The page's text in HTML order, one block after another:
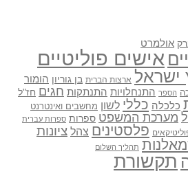
אולמרט
אישים פוליטיים
ישראל ארצות הברית בן גוריון הומור
הספר התנחלויות התנתקות חגים חז"ל
כלכלה כללי לשון מחשבים ואינטרנט
מערכת המשפט ספרות ספרות עברית
פלסטינים צהל ציונות
תהליך השלום
תקשורת